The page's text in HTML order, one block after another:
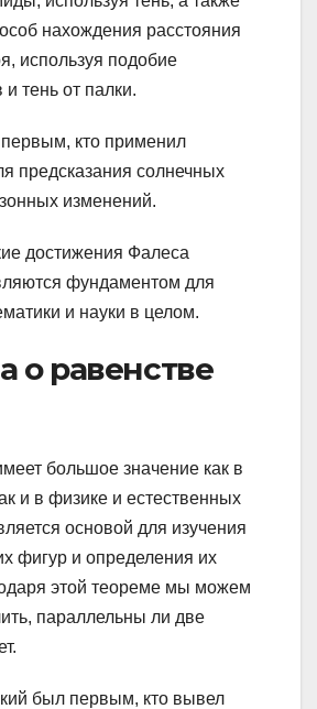
нахождения расстояния
используя подобие
и тень от палки.
кто применил
предсказания солнечных
изменений.
достижения Фалеса
фундаментом для
и науки в целом.
о равенстве
большое значение как в
и в физике и естественных
основой для изучения
фигур и определения их
этой теореме мы можем
параллельны ли две
был первым, кто вывел